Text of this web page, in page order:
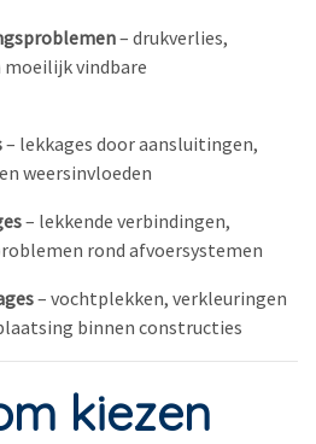
– drukverlies,
vindbare
– lekkages door aansluitingen,
weersinvloeden
– lekkende verbindingen,
rond afvoersystemen
– vochtplekken, verkleuringen
binnen constructies
kiezen